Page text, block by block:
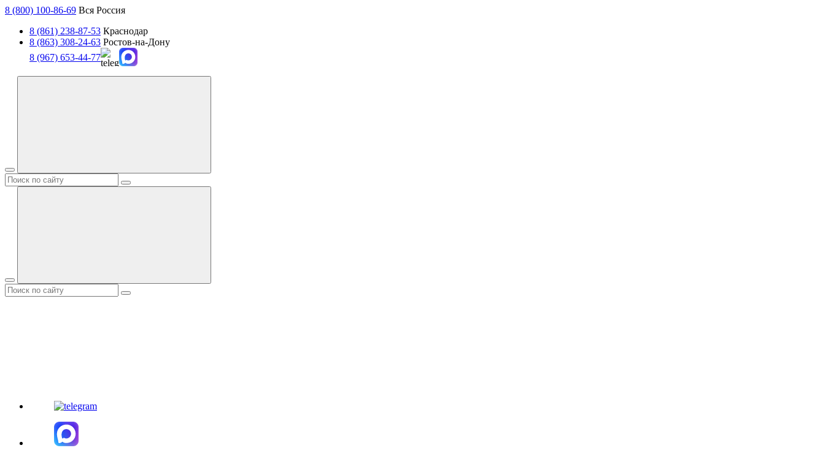
8 (800) 100-86-69 Вся Россия
8 (861) 238-87-53 Краснодар
8 (863) 308-24-63 Ростов-на-Дону
8 (967) 653-44-77